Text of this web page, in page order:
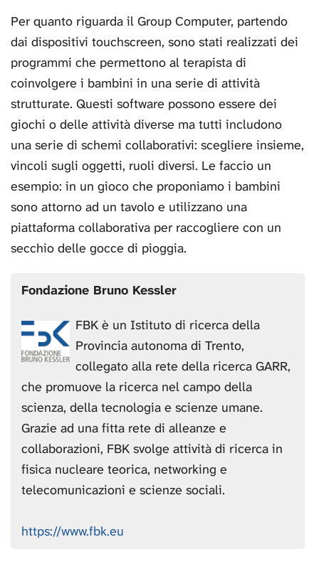
Per quanto riguarda il Group Computer, partendo
dai dispositivi touchscreen, sono stati realizzati dei
programmi che permettono al terapista di
coinvolgere i bambini in una serie di attività
strutturate. Questi software possono essere dei
giochi o delle attività diverse ma tutti includono
una serie di schemi collaborativi: scegliere insieme,
vincoli sugli oggetti, ruoli diversi. Le faccio un
esempio: in un gioco che proponiamo i bambini
sono attorno ad un tavolo e utilizzano una
piattaforma collaborativa per raccogliere con un
secchio delle gocce di pioggia.
Fondazione Bruno Kessler
FBK è un Istituto di ricerca della
Provincia autonoma di Trento,
collegato alla rete della ricerca GARR,
che promuove la ricerca nel campo della
scienza, della tecnologia e scienze umane.
Grazie ad una fitta rete di alleanze e
collaborazioni, FBK svolge attività di ricerca in
fisica nucleare teorica, networking e
telecomunicazioni e scienze sociali.
https://www.fbk.eu